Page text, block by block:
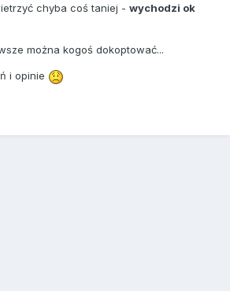
chyba coś taniej - wychodzi ok
można kogoś dokoptować...
i opinie